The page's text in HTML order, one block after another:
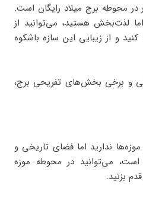
محوطه برج میلاد رایگان است.
لذت‌بخش هستید، می‌توانید از
و از زیبایی این سازه باشکوه
و برخی بخش‌های تفریحی برج،
موزه‌ها ندارید اما فضای تاریخی و
است، می‌توانید در محوطه موزه
بزنید.